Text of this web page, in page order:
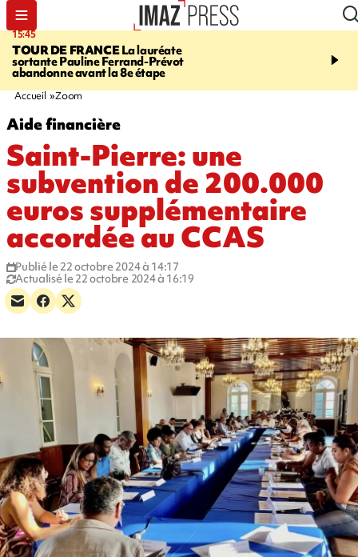
15:45
TOUR DE FRANCELa lauréate
sortante Pauline Ferrand-Prévot
abandonne avant la 8e étape
20:17
routière, concours de
Accueil Zoom
Aide financière
Saint-Pierre: une
subvention de 200.000
euros supplémentaire
accordée au CCAS
Publié le 22 octobre 2024 à 14:17
Actualisé le 22 octobre 2024 à 16:19